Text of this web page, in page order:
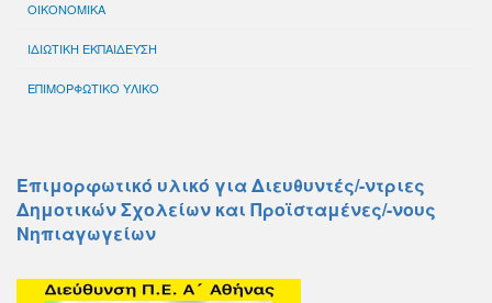
ΟΙΚΟΝΟΜΙΚΑ
ΙΔΙΩΤΙΚΗ ΕΚΠΑΙΔΕΥΣΗ
ΕΠΙΜΟΡΦΩΤΙΚΟ ΥΛΙΚΟ
Επιμορφωτικό υλικό για Διευθυντές/-ντριες
Δημοτικών Σχολείων και Προϊσταμένες/-νους
Νηπιαγωγείων